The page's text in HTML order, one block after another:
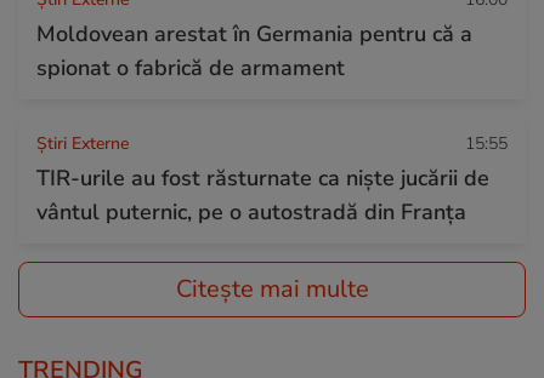
Moldovean arestat în Germania pentru că a
spionat o fabrică de armament
Știri Externe 15:55
TIR-urile au fost răsturnate ca niște jucării de
vântul puternic, pe o autostradă din Franța
Citește mai multe
TRENDING